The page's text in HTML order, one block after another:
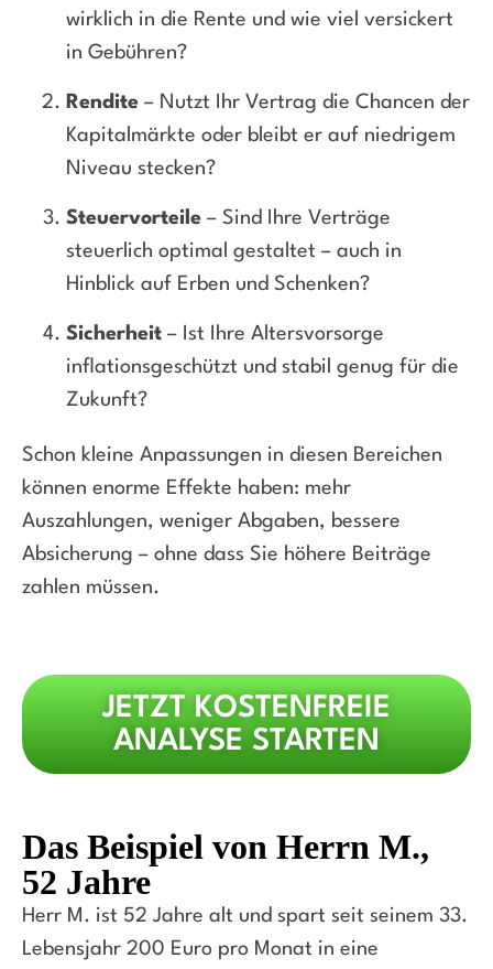
wirklich in die Rente und wie viel versickert
in Gebühren?
Rendite – Nutzt Ihr Vertrag die Chancen der
Kapitalmärkte oder bleibt er auf niedrigem
Niveau stecken?
Steuervorteile – Sind Ihre Verträge
steuerlich optimal gestaltet – auch in
Hinblick auf Erben und Schenken?
Sicherheit – Ist Ihre Altersvorsorge
inflationsgeschützt und stabil genug für die
Zukunft?
Schon kleine Anpassungen in diesen Bereichen
können enorme Effekte haben: mehr
Auszahlungen, weniger Abgaben, bessere
Absicherung – ohne dass Sie höhere Beiträge
zahlen müssen.
JETZT KOSTENFREIE
ANALYSE STARTEN
Das Beispiel von Herrn M.,
52 Jahre
Herr M. ist 52 Jahre alt und spart seit seinem 33.
Lebensjahr 200 Euro pro Monat in eine